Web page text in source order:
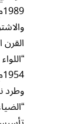
وطرد